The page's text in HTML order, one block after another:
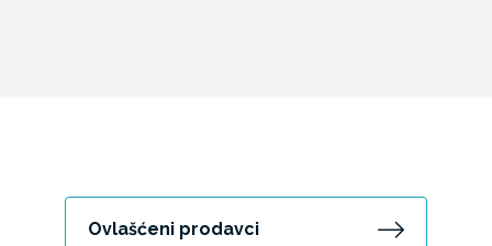
Ovlašćeni prodavci